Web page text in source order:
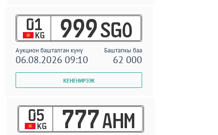
01
KG 999 SGO
Аукцион башталган күнү Баштапкы баа
06.08.2026 09:10 62 000
05
KG 777 AHM